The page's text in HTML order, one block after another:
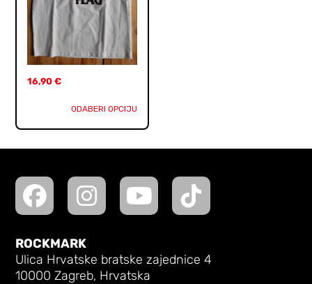
16,90€
ODABERI OPCIJU
ROCKMARK
Ulica Hrvatske bratske zajednice 4
10000 Zagreb, Hrvatska